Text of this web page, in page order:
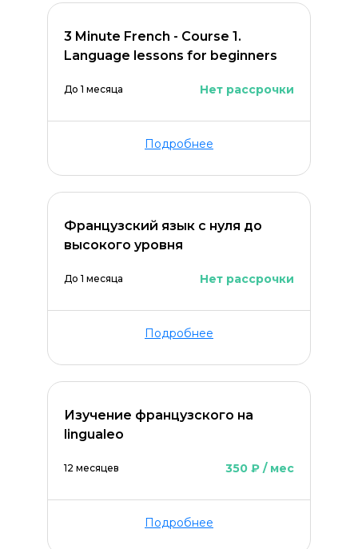
3 Minute French - Course 1.
Language lessons for beginners
До 1 месяца Нет рассрочки
Подробнее
Французский язык с нуля до
высокого уровня
До 1 месяца Нет рассрочки
Подробнее
Изучение французского на
lingualeo
12 месяцев 350 ₽ / мес
Подробнее